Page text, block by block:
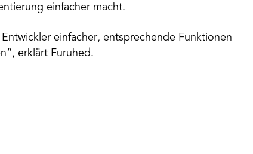
einfacher macht.
einfacher, entsprechende Funktionen
erklärt Furuhed.